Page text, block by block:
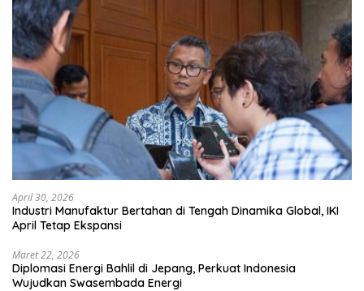
April 30, 2026
Industri Manufaktur Bertahan di Tengah Dinamika Global, IKI
April Tetap Ekspansi
Maret 22, 2026
Diplomasi Energi Bahlil di Jepang, Perkuat Indonesia
Wujudkan Swasembada Energi